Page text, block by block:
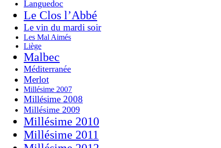
Languedoc
Le Clos l’Abbé
Le vin du mardi soir
Les Mal Aimés
Liège
Malbec
Méditerranée
Merlot
Millésime 2007
Millésime 2008
Millésime 2009
Millésime 2010
Millésime 2011